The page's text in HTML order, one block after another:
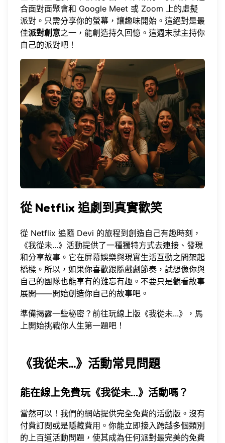
合面對面聚會和 Google Meet 或 Zoom 上的虛擬
派對。只需分享你的螢幕，讓趣味開始。這絕對是最
佳派對創意之一，能創造持久回憶。這週末就主持你
自己的派對吧！
從 Netflix 追劇到真實歡笑
從 Netflix 追隨 Devi 的旅程到創造自己有趣時刻，
《我從未...》活動提供了一種獨特方式去連接、發現
和分享故事。它在屏幕娛樂與現實生活互動之間架起
橋樑。所以，如果你喜歡跟隨戲劇節奏，試想像你與
自己的團隊也能享有的難忘有趣。不要只是觀看故事
展開——開始創造你自己的故事吧。
準備揭露一些秘密？前往玩線上版《我從未...》
，馬
上開始挑戰你人生第一題吧！
《我從未...》活動常見問題
能在線上免費玩《我從未...》活動嗎？
當然可以！我們的網站提供完全免費的活動版。沒有
付費訂閱或是隱藏費用。你能立即接入跨越多個類別
的上百道活動問題，使其成為任何派對最完美的免費